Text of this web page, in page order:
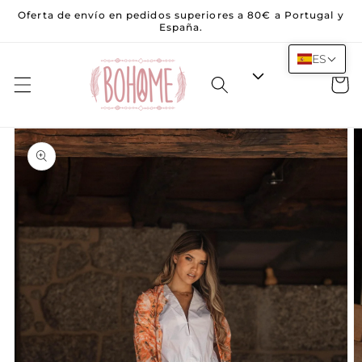
Saltar al
Oferta de envío en pedidos superiores a 80€ a Portugal y
España.
Carrito
información
del
producto
ES